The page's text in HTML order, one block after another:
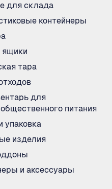
для склада
контейнеры
ящики
тара
для
питания
упаковка
изделия
и аксессуары